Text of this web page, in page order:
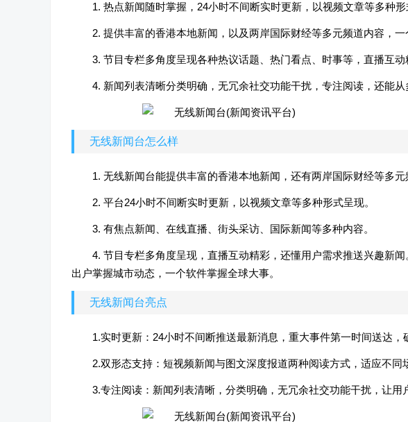
1. 热点新闻随时掌握，24小时不间断实时更新，以视频文章等多种
2. 提供丰富的香港本地新闻，以及两岸国际财经等多元频道内容，一
3. 节目专栏多角度呈现各种热议话题、热门看点、时事等，直播互动
4. 新闻列表清晰分类明确，无冗余社交功能干扰，专注阅读，还能从
无线新闻台怎么样
1. 无线新闻台能提供丰富的香港本地新闻，还有两岸国际财经等多元
2. 平台24小时不间断实时更新，以视频文章等多种形式呈现。
3. 有焦点新闻、在线直播、街头采访、国际新闻等多种内容。
4. 节目专栏多角度呈现，直播互动精彩，还懂用户需求推送兴趣新
出户掌握城市动态，一个软件掌握全球大事。
无线新闻台亮点
1.实时更新：24小时不间断推送最新消息，重大事件第一时间送达，
2.双形态支持：短视频新闻与图文深度报道两种阅读方式，适应不同
3.专注阅读：新闻列表清晰，分类明确，无冗余社交功能干扰，让用